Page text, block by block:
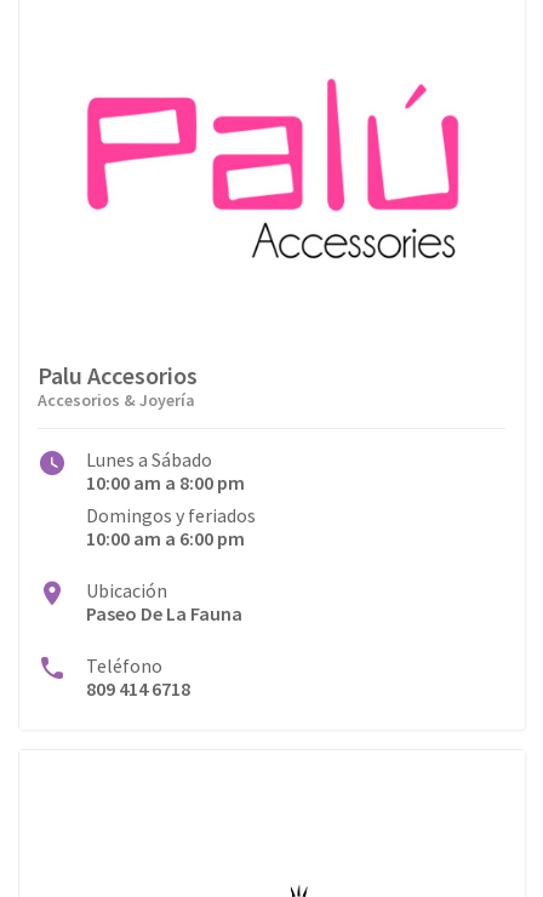
Palu Accesorios
Accesorios & Joyería
Lunes a Sábado
10:00 am a 8:00 pm
Domingos y feriados
10:00 am a 6:00 pm
Ubicación
Paseo De La Fauna
Teléfono
809 414 6718